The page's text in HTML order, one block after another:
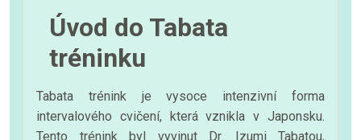
Úvod do Tabata
tréninku
Tabata trénink je vysoce intenzivní forma
intervalového cvičení, která vznikla v Japonsku.
Tento trénink byl vyvinut Dr. Izumi Tabatou,